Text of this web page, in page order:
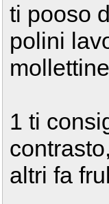
ti pooso
polini
1 ti
altri fa